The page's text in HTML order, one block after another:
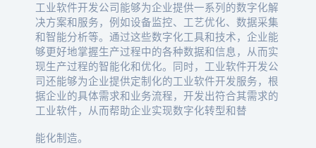
工业软件开发公司能够为企业提供一系列的数字化解
决方案和服务，例如设备监控、工艺优化、数据采集
和智能分析等。通过这些数字化工具和技术，企业能
够更好地掌握生产过程中的各种数据和信息，从而实
现生产过程的智能化和优化。同时，工业软件开发公
司还能够为企业提供定制化的工业软件开发服务，根
据企业的具体需求和业务流程，开发出符合其需求的
工业软件，从而帮助企业实现数字化转型和替
能化制造。